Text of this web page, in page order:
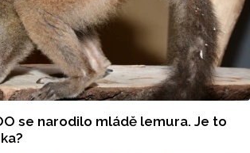
se narodilo mládě lemura. Je to